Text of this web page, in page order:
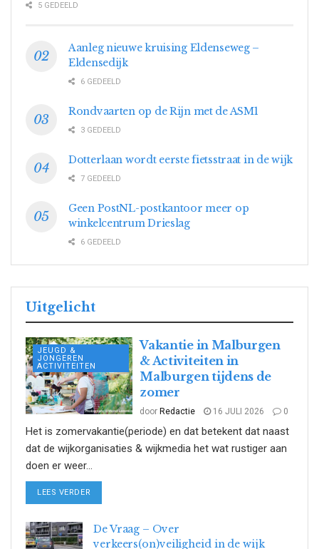
5 GEDEELD
Aanleg nieuwe kruising Eldenseweg –
Eldensedijk
6 GEDEELD
Rondvaarten op de Rijn met de ASM1
3 GEDEELD
Dotterlaan wordt eerste fietsstraat in de wijk
7 GEDEELD
Geen PostNL-postkantoor meer op
winkelcentrum Drieslag
6 GEDEELD
Uitgelicht
JEUGD &
JONGEREN
ACTIVITEITEN
Vakantie in Malburgen
& Activiteiten in
Malburgen tijdens de
zomer
door Redactie 16 JULI 2026 0
Het is zomervakantie(periode) en dat betekent dat naast
dat de wijkorganisaties & wijkmedia het wat rustiger aan
doen er weer...
LEES VERDER
De Vraag – Over
verkeers(on)veiligheid in de wijk